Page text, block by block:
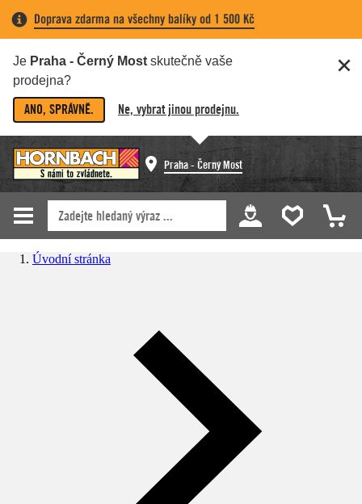
Doprava zdarma na všechny balíky od 1 500 Kč
Je Praha - Černý Most skutečně vaše
prodejna?
ANO, SPRÁVNĚ. Ne, vybrat jinou prodejnu.
Praha - Černý Most
Úvodní stránka